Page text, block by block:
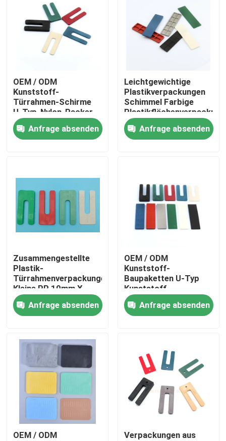
Produkte
Videos
Fabrik Tour
Qualitätskontrolle
Kontakt
Referenzen
Naylon-Ankerstecker
OEM / ODM
Kunststoff-
Türrahmen-Schirme
U-Typ-Nylon-Packer
3,2 mm X 75 mm
Anfrage absenden
Leichtgewichtige
Plastikverpackungen
Schimmel Farbige
Anfrage absenden
Zusammengestellte
Plastik-
Türrahmenverpackungen
Kleine PP 10mm X
75mm Größe
Anfrage absenden
OEM / ODM
Kunststoff-
Baupaketten U-Typ
Kunststoff-
Bauschalen
Anfrage absenden
OEM / ODM
Verpackungen aus